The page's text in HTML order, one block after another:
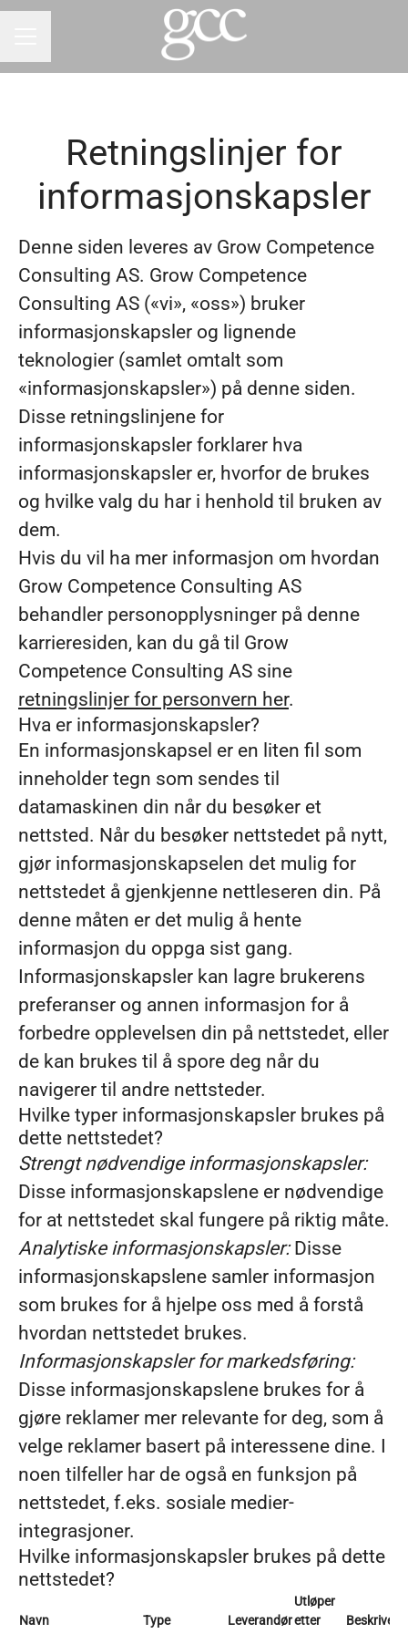
Retningslinjer for
informasjonskapsler
Denne siden leveres av Grow Competence
Consulting AS. Grow Competence
Consulting AS («vi», «oss») bruker
informasjonskapsler og lignende
teknologier (samlet omtalt som
«informasjonskapsler») på denne siden.
Disse retningslinjene for
informasjonskapsler forklarer hva
informasjonskapsler er, hvorfor de brukes
og hvilke valg du har i henhold til bruken av
dem.
Hvis du vil ha mer informasjon om hvordan
Grow Competence Consulting AS
behandler personopplysninger på denne
karrieresiden, kan du gå til Grow
Competence Consulting AS sine
retningslinjer for personvern her.
Hva er informasjonskapsler?
En informasjonskapsel er en liten fil som
inneholder tegn som sendes til
datamaskinen din når du besøker et
nettsted. Når du besøker nettstedet på nytt,
gjør informasjonskapselen det mulig for
nettstedet å gjenkjenne nettleseren din. På
denne måten er det mulig å hente
informasjon du oppga sist gang.
Informasjonskapsler kan lagre brukerens
preferanser og annen informasjon for å
forbedre opplevelsen din på nettstedet, eller
de kan brukes til å spore deg når du
navigerer til andre nettsteder.
Hvilke typer informasjonskapsler brukes på
dette nettstedet?
Strengt nødvendige informasjonskapsler:
Disse informasjonskapslene er nødvendige
for at nettstedet skal fungere på riktig måte.
Analytiske informasjonskapsler:Disse
informasjonskapslene samler informasjon
som brukes for å hjelpe oss med å forstå
hvordan nettstedet brukes.
Informasjonskapsler for markedsføring:
Disse informasjonskapslene brukes for å
gjøre reklamer mer relevante for deg, som å
velge reklamer basert på interessene dine. I
noen tilfeller har de også en funksjon på
nettstedet, f.eks. sosiale medier-
integrasjoner.
Hvilke informasjonskapsler brukes på dette
nettstedet?
Navn Type Leverandør
Utløper
etter
Beskrivelse